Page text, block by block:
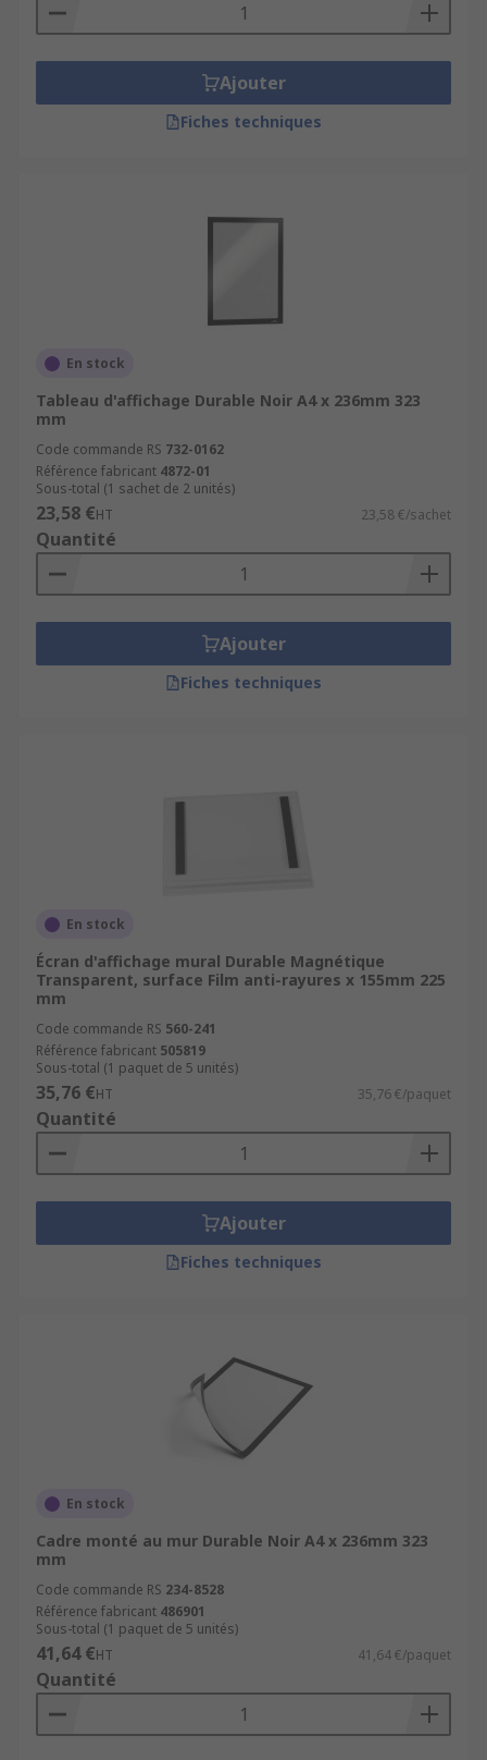
Ajouter
Fiches techniques
En stock
Tableau d'affichage Durable Noir A4 x 236mm 323
mm
Code commande RS 732-0162
Référence fabricant 4872-01
Sous-total (1 sachet de 2 unités)
23,58 €HT 23,58 €/sachet
Quantité
Ajouter
Fiches techniques
En stock
Écran d'affichage mural Durable Magnétique
Transparent, surface Film anti-rayures x 155mm 225
mm
Code commande RS 560-241
Référence fabricant 505819
Sous-total (1 paquet de 5 unités)
35,76 €HT 35,76 €/paquet
Quantité
Ajouter
Fiches techniques
En stock
Cadre monté au mur Durable Noir A4 x 236mm 323
mm
Code commande RS 234-8528
Référence fabricant 486901
Sous-total (1 paquet de 5 unités)
41,64 €HT 41,64 €/paquet
Quantité